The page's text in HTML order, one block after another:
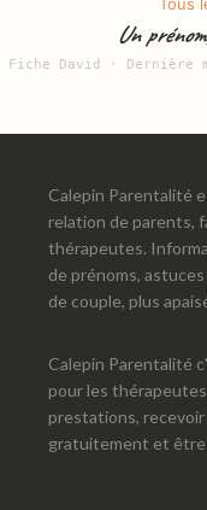
Tous
Un
Fiche David · Dernière
Calepin Parentalité
relation de parents,
thérapeutes.
de prénoms,
de couple, plus
Calepin Parentalité
pour les
prestations,
gratuitement et être